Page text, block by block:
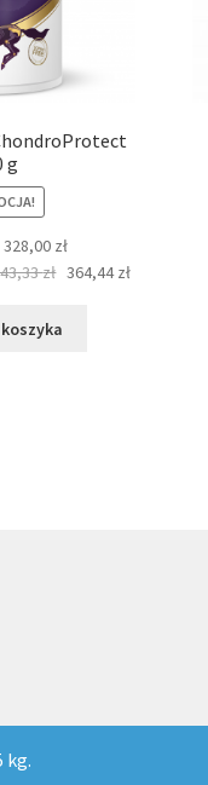
kg.
g
Pierwotna
zł.
328,00 złAktualna
cena
zł 364,44zł